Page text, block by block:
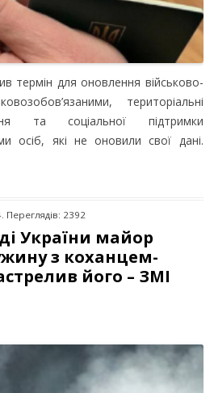
термін для оновлення військово-
територіальні
та соціальної підтримки
осіб, які не оновили свої дані.
Переглядів: 2392
України майор
з коханцем-
його – ЗМІ